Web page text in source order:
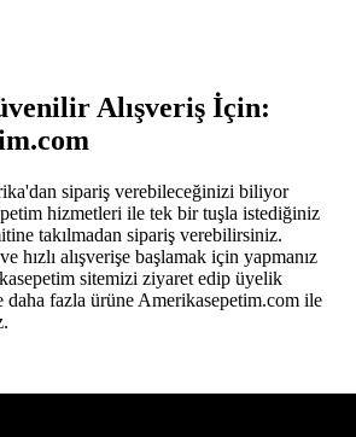
Alışveriş İçin:
sipariş verebileceğinizi biliyor
hizmetleri ile tek bir tuşla istediğiniz
takılmadan sipariş verebilirsiniz.
hızlı alışverişe başlamak için yapmanız
sitemizi ziyaret edip üyelik
daha fazla ürüne Amerikasepetim.com ile